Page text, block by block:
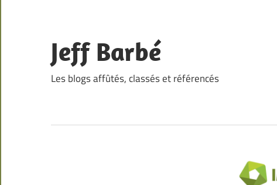
content
Jeff Barbé
Les blogs affûtés, classés et référencés